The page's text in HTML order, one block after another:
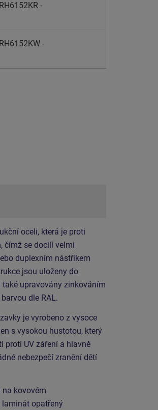
-
-
oceli, která je proti
čímž se docílí velmi
duplexním nástřikem
jsou uloženy do
také upravovány zinkováním
dle RAL.
je vyrobeno z vysoce
s vysokou hustotou, který
proti UV záření a hlavně
nebezpečí zranění dětí
na kovovém
laminát opatřený